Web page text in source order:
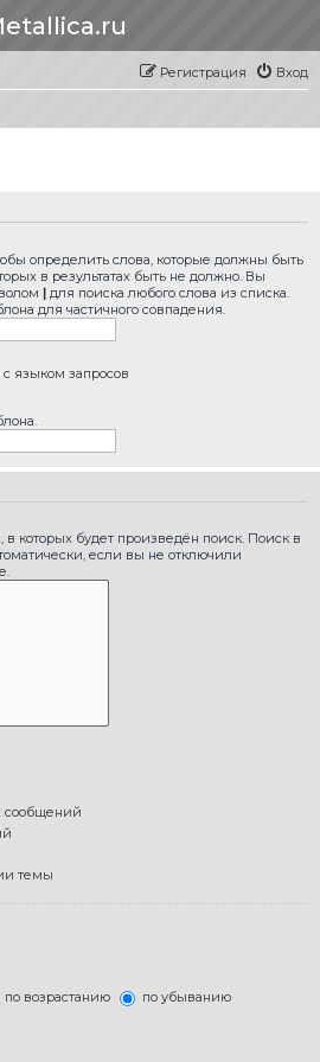
Вход
Регистрация
определить слова, которые должны быть
в результатах быть не должно. Вы
| для поиска любого слова из списка.
для частичного совпадения.
языком запросов
которых будет произведён поиск. Поиск в
если вы не отключили
сообщений
темы
по возрастанию
по убыванию